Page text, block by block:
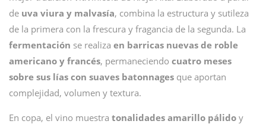
de uva viura y malvasía, combina la estructura y sutileza
de la primera con la frescura y fragancia de la segunda. La
fermentación se realiza en barricas nuevas de roble
americano y francés, permaneciendo cuatro meses
sobre sus lías con suaves batonnages que aportan
complejidad, volumen y textura.
En copa, el vino muestra tonalidades amarillo pálido y